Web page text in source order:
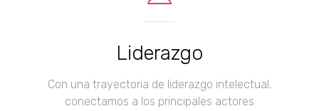
Liderazgo
Con una trayectoria de liderazgo intelectual,
conectamos a los principales actores